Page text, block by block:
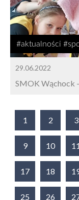
#aktualności
29.06.2022
SMOK Wąchock
1 2 3
9 10 11
17 18
25 26